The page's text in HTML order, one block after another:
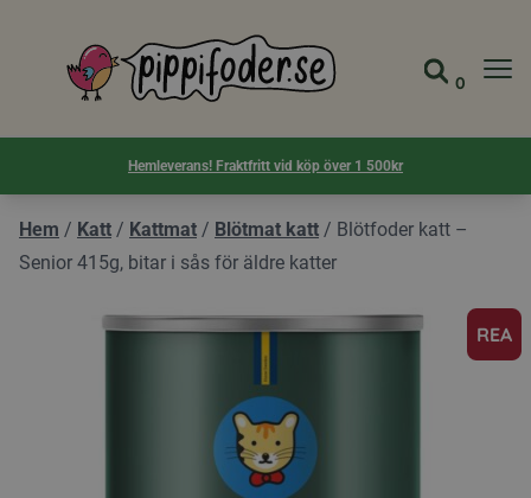
Pippifoder logotyp Gå till
Visa
0
Hemleverans! Fraktfritt vid köp över 1 500kr
Hem / Katt / Kattmat / Blötmat katt / Blötfoder katt –
Senior 415g, bitar i sås för äldre katter
REA